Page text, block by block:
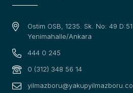
Ostim OSB, 1235. Sk. No: 49
Yenimahalle/Ankara
444 0 245
0 (312) 348 56 14